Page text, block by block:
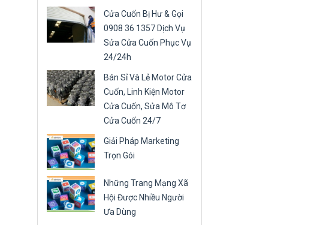
Cửa Cuốn Bị Hư & Gọi
0908 36 1357 Dịch Vụ
Sửa Cửa Cuốn Phục Vụ
24/24h
Bán Sỉ Và Lẻ Motor Cửa
Cuốn, Linh Kiện Motor
Cửa Cuốn, Sửa Mô Tơ
Cửa Cuốn 24/7
Giải Pháp Marketing
Trọn Gói
Những Trang Mạng Xã
Hội Được Nhiều Người
Ưa Dùng